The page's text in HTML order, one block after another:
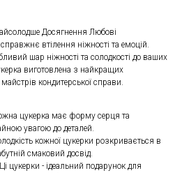
Досягнення Любові
втілення ніжності та емоцій.
шар ніжності та солодкості до ваших
виготовлена з найкращих
майстрів кондитерської справи.
цукерка має форму серця та
увагою до деталей.
кожної цукерки розкривається в
смаковий досвід.
цукерки - ідеальний подарунок для